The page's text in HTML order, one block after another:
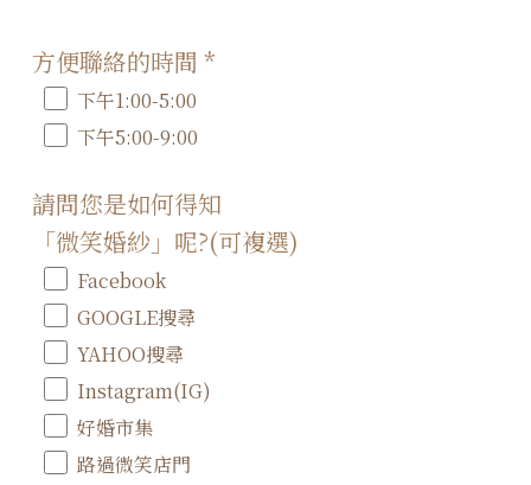
方便聯絡的時間*
下午1:00-5:00
下午5:00-9:00
請問您是如何得知
「微笑婚紗」呢?(可複選)
Facebook
GOOGLE搜尋
YAHOO搜尋
Instagram(IG)
好婚市集
路過微笑店門